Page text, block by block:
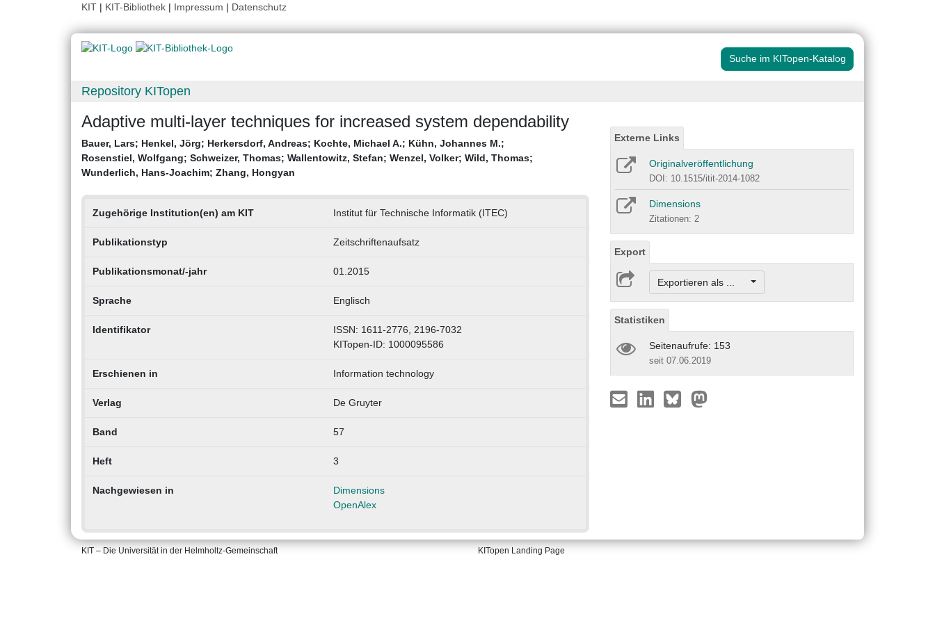
KIT | KIT-Bibliothek | Impressum | Datenschutz
Suche im KITopen-Katalog
Repository KITopen
Adaptive multi-layer techniques for increased system dependability
Bauer, Lars; Henkel, Jörg; Herkersdorf, Andreas; Kochte, Michael A.; Kühn, Johannes M.;
Rosenstiel, Wolfgang; Schweizer, Thomas; Wallentowitz, Stefan; Wenzel, Volker; Wild, Thomas;
Wunderlich, Hans-Joachim; Zhang, Hongyan
Zugehörige Institution(en) am KIT Institut für Technische Informatik (ITEC)
Publikationstyp Zeitschriftenaufsatz
Publikationsmonat/-jahr 01.2015
Sprache Englisch
Identifikator
ISSN: 1611-2776, 2196-7032
KITopen-ID: 1000095586
Erschienen in Information technology
Verlag De Gruyter
Band 57
Heft 3
Nachgewiesen in
Dimensions
OpenAlex
Externe Links
Originalveröffentlichung
DOI: 10.1515/itit-2014-1082
Dimensions
Zitationen: 2
Export
Exportieren als ...
Statistiken
Seitenaufrufe: 153
seit 07.06.2019
KIT – Die Universität in der Helmholtz-Gemeinschaft KITopen Landing Page